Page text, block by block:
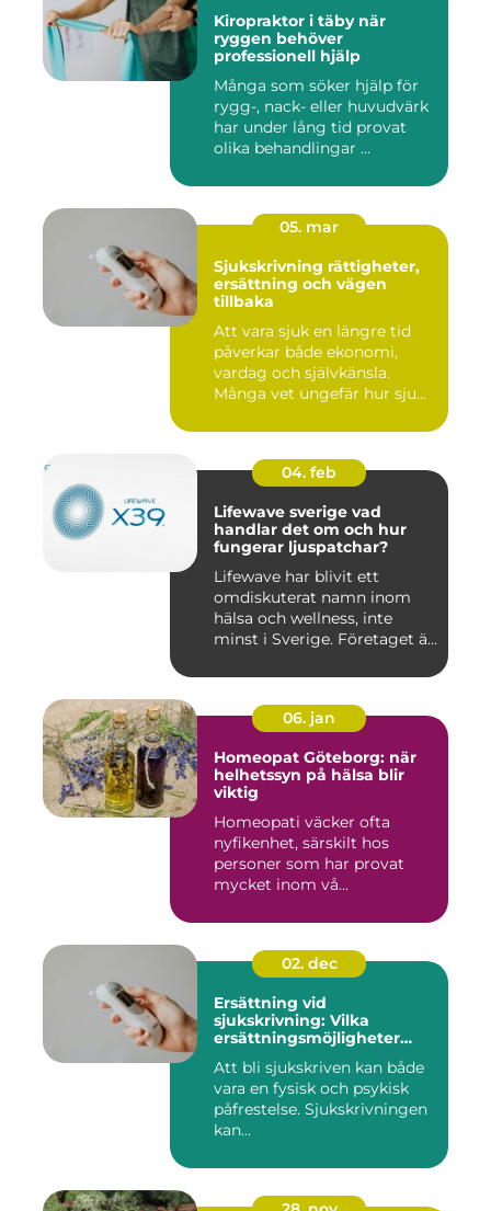
Kiropraktor i täby när
ryggen behöver
professionell hjälp
Många som söker hjälp för
rygg-, nack- eller huvudvärk
har under lång tid provat
olika behandlingar ...
05. mar
Sjukskrivning rättigheter,
ersättning och vägen
tillbaka
Att vara sjuk en längre tid
påverkar både ekonomi,
vardag och självkänsla.
Många vet ungefär hur sju...
04. feb
Lifewave sverige vad
handlar det om och hur
fungerar ljuspatchar?
Lifewave har blivit ett
omdiskuterat namn inom
hälsa och wellness, inte
minst i Sverige. Företaget ä...
06. jan
Homeopat Göteborg: när
helhetssyn på hälsa blir
viktig
Homeopati väcker ofta
nyfikenhet, särskilt hos
personer som har provat
mycket inom vå...
02. dec
Ersättning vid
sjukskrivning: Vilka
ersättningsmöjligheter
Att bli sjukskriven kan både
vara en fysisk och psykisk
påfrestelse. Sjukskrivningen
kan...